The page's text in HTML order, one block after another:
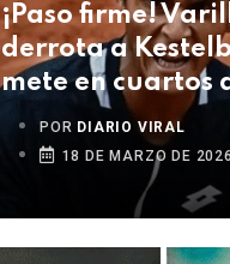
¡Paso firme!
derrota a
mete en cuartos
Challenger de
POR DIARIO VIRAL
18 DE MARZO DE 2026